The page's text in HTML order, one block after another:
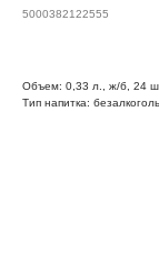
5000382122555
Объем: 0,33 л., ж/б, 24
Тип напитка: